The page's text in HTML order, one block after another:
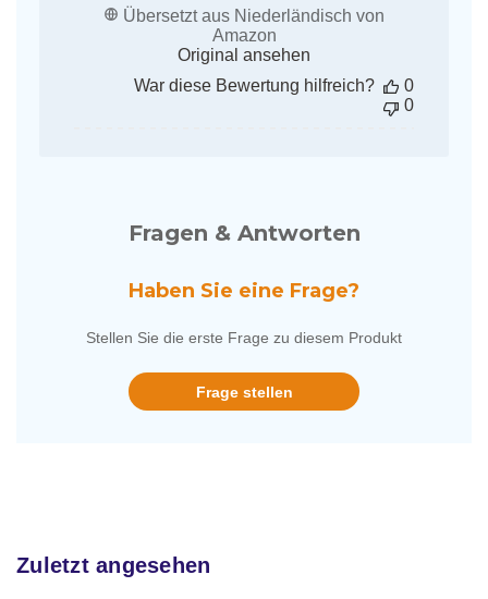
Übersetzt aus Niederländisch von
Amazon
Original ansehen
War diese Bewertung hilfreich?
0
0
Fragen & Antworten
Haben Sie eine Frage?
Stellen Sie die erste Frage zu diesem Produkt
Frage stellen
Zuletzt angesehen